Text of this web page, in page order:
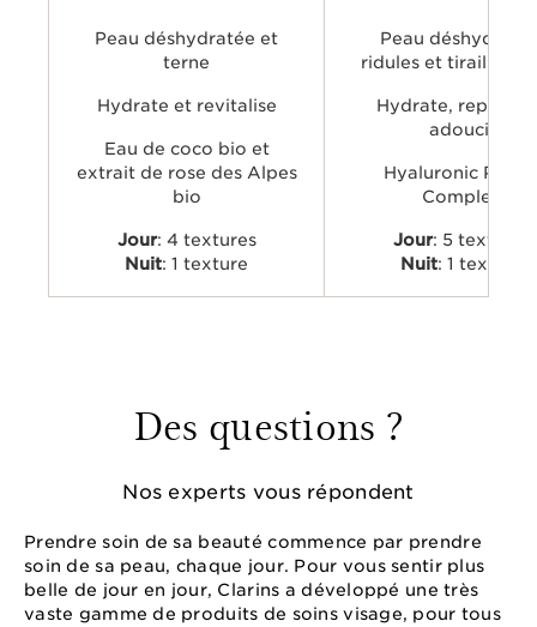
Peau déshydratée et
terne
Hydrate et revitalise
Eau de coco bio et
extrait de rose des Alpes
bio
Jour: 4 textures
Nuit: 1 texture
officinal, pour visiblement
lisser et apaiser la peau, tout
apportant une hydratation
Peau
ridules et
Hydrate, repulpe
adoucit
Hyaluronic
Complex
Jour: 5 textures
Nuit: 1 texture
Des questions ?
Nos experts vous répondent
Prendre soin de sa beauté commence par prendre
soin de sa peau, chaque jour. Pour vous sentir plus
belle de jour en jour, Clarins a développé une très
vaste gamme de produits de soins visage, pour tous